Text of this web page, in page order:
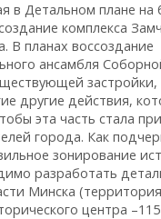
в Детальном плане
комплекса
В планах воссоздание
ансамбля
застройки,
другие действия,
эта часть стала
города. Как
зонирование
разработать
Минска
центра –115